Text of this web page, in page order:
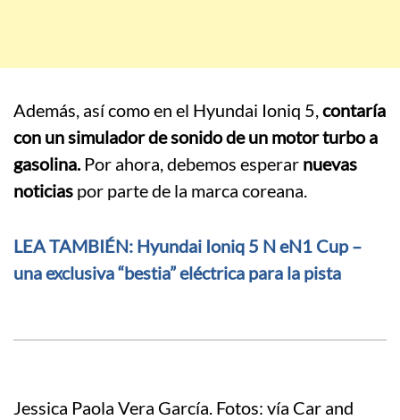
Además, así como en el Hyundai Ioniq 5,contaría
con un simulador de sonido de un motor turbo a
gasolina.Por ahora, debemos esperar nuevas
noticias por parte de la marca coreana.
LEA TAMBIÉN: Hyundai Ioniq 5 N eN1 Cup –
una exclusiva “bestia” eléctrica para la pista
Jessica Paola Vera García. Fotos: vía Car and